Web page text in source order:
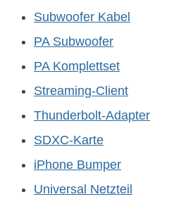
Subwoofer Kabel
PA Subwoofer
PA Komplettset
Streaming-Client
Thunderbolt-Adapter
SDXC-Karte
iPhone Bumper
Universal Netzteil